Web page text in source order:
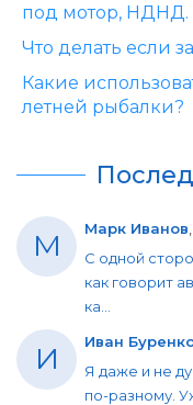
под мотор, НДНД.
Что делать если
Какие
летней рыбалки?
М Марк Иванов
С одной
как говорит
ка...
И Иван
Я даже и не
по-разному.